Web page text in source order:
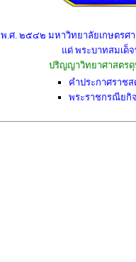
พ.ศ. ๒๕๔๒ มหาวิทยาลัยเกษตร
แด่ พระบาทสมเด็
ปริญญาวิทยาศาสตร
คำประกาศราช
พระราชกรณียกิ